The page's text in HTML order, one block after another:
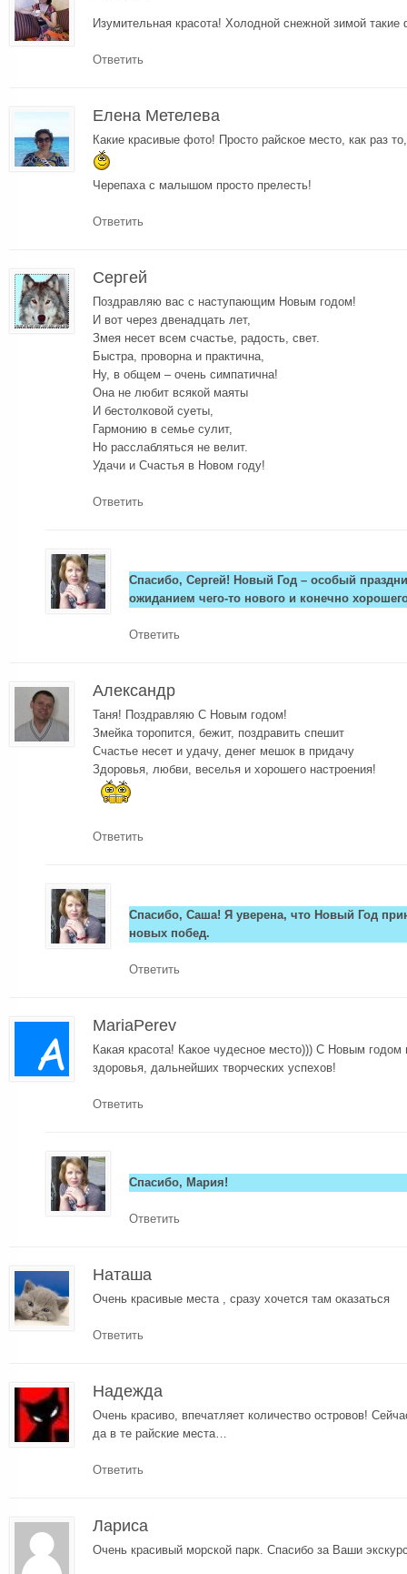
Изумительная красота! Холодной снежной зимой
Ответить
Елена Метелева
Какие красивые фото! Просто райское место, как раз
Черепаха с малышом просто прелесть!
Ответить
Сергей
Поздравляю вас с наступающим Новым годом!
И вот через двенадцать лет,
Змея несет всем счастье, радость, свет.
Быстра, проворна и практична,
Ну, в общем – очень симпатична!
Она не любит всякой маяты
И бестолковой суеты,
Гармонию в семье сулит,
Но расслабляться не велит.
Удачи и Счастья в Новом году!
Ответить
Спасибо, Сергей! Новый Год – особый
ожиданием чего-то нового и конечно
Ответить
Александр
Таня! Поздравляю С Новым годом!
Змейка торопится, бежит, поздравить спешит
Счастье несет и удачу, денег мешок в придачу
Здоровья, любви, веселья и хорошего настроения!
Ответить
Спасибо, Саша! Я уверена, что Новый Год
новых побед.
Ответить
MariaPerev
Какая красота! Какое чудесное место))) С Новым годом
здоровья, дальнейших творческих успехов!
Ответить
Спасибо, Мария!
Ответить
Наташа
Очень красивые места , сразу хочется там оказаться
Ответить
Надежда
Очень красиво, впечатляет количество островов!
да в те райские места…
Ответить
Лариса
Очень красивый морской парк. Спасибо за Ваши